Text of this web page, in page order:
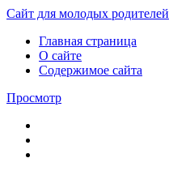
Сайт для молодых родителей
Главная страница
О сайте
Содержимое сайта
Просмотр